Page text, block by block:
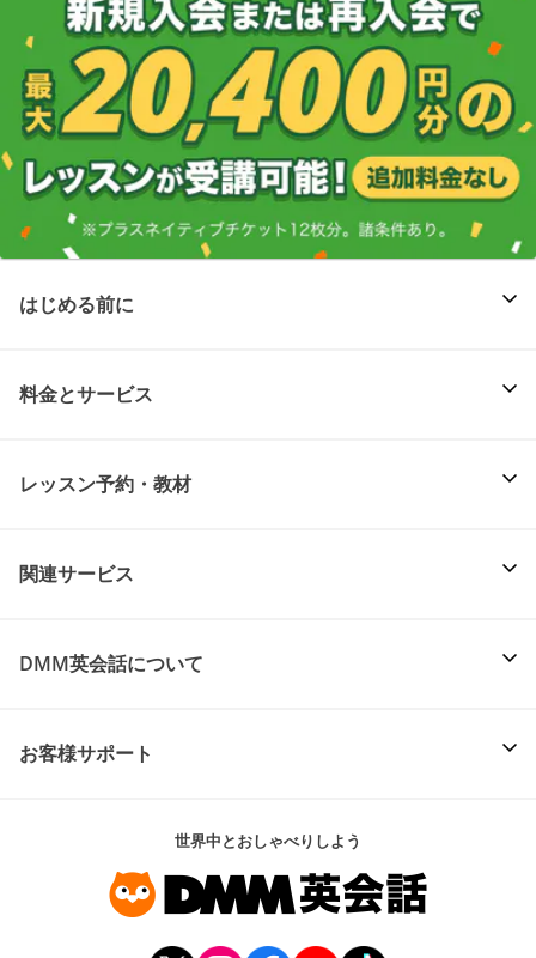
はじめる前に
料金とサービス
レッスン予約・教材
関連サービス
DMM英会話について
お客様サポート
世界中とおしゃべりしよう